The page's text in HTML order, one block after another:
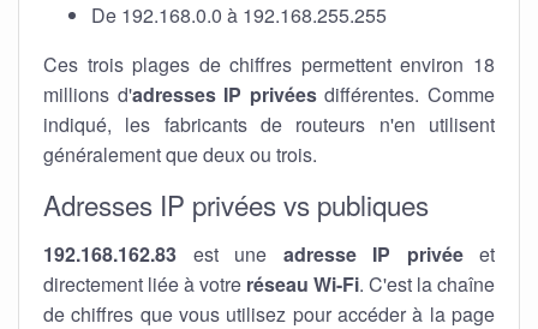
De 192.168.0.0 à 192.168.255.255
Ces trois plages de chiffres permettent environ 18
millions d'adresses IP privéesdifférentes. Comme
indiqué, les fabricants de routeurs n'en utilisent
généralement que deux ou trois.
Adresses IP privées vs publiques
192.168.162.83 est une adresse IP privéeet
directement liée à votre réseau Wi-Fi. C'est la chaîne
de chiffres que vous utilisez pour accéder à la page